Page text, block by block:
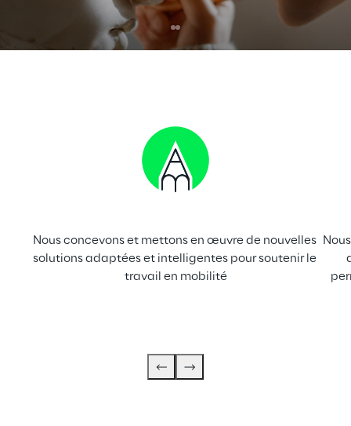
Nous créons avec succès des expériences
de travail hybride pour les plateformes.
Nous concevons et mettons en œuvre de nouvelles
solutions adaptées et intelligentes pour soutenir le
travail en mobilité